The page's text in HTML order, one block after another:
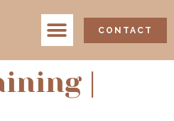
CONTACT
|